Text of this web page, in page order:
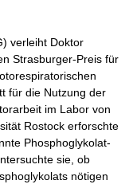
verleiht Doktor
Strasburger-Preis für
für die Nutzung der
im Labor von
Rostock erforschte
Phosphoglykolat-
sie, ob
nötigen